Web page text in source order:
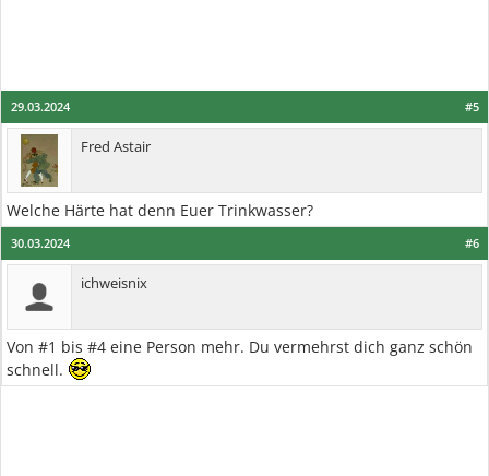
#5
29.03.2024
Fred Astair
Welche Härte hat denn Euer Trinkwasser?
#6
30.03.2024
ichweisnix
Von #1 bis #4 eine Person mehr. Du vermehrst dich ganz schön
schnell.